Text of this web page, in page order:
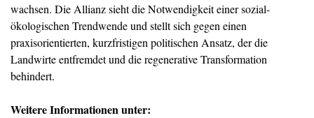
wachsen. Die Allianz sieht die Notwendigkeit einer sozial-
ökologischen Trendwende und stellt sich gegen einen
praxisorientierten, kurzfristigen politischen Ansatz, der die
Landwirte entfremdet und die regenerative Transformation
behindert.
Weitere Informationen unter: